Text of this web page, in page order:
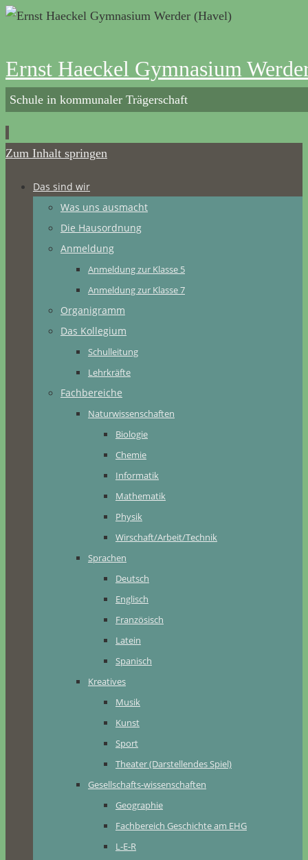
Ernst Haeckel Gymnasium
Schule in kommunaler Trägerschaft
Zum Inhalt springen
Das sind wir
Was uns ausmacht
Die Hausordnung
Anmeldung
Anmeldung zur Klasse 5
Anmeldung zur Klasse 7
Organigramm
Das Kollegium
Schulleitung
Lehrkräfte
Fachbereiche
Naturwissenschaften
Biologie
Chemie
Informatik
Mathematik
Physik
Wirschaft/Arbeit/Technik
Sprachen
Deutsch
Englisch
Französisch
Latein
Spanisch
Kreatives
Musik
Kunst
Sport
Theater (Darstellendes Spiel)
Gesellschafts-wissenschaften
Geographie
Fachbereich Geschichte am EHG
L-E-R